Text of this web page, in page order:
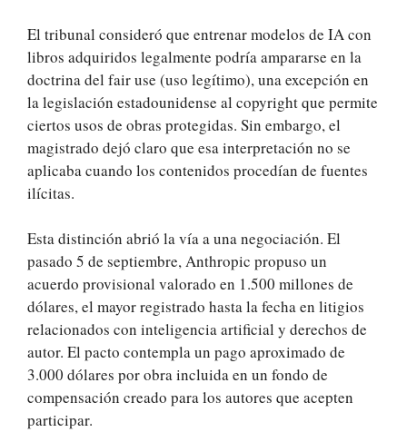
El tribunal consideró que entrenar modelos de IA con
libros adquiridos legalmente podría ampararse en la
doctrina del fair use (uso legítimo), una excepción en
la legislación estadounidense al copyright que permite
ciertos usos de obras protegidas. Sin embargo, el
magistrado dejó claro que esa interpretación no se
aplicaba cuando los contenidos procedían de fuentes
ilícitas.
Esta distinción abrió la vía a una negociación. El
pasado 5 de septiembre, Anthropic propuso un
acuerdo provisional valorado en 1.500 millones de
dólares, el mayor registrado hasta la fecha en litigios
relacionados con inteligencia artificial y derechos de
autor. El pacto contempla un pago aproximado de
3.000 dólares por obra incluida en un fondo de
compensación creado para los autores que acepten
participar.